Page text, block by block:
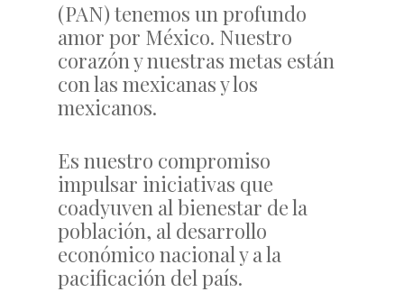
(PAN) tenemos un profundo
amor por México. Nuestro
corazón y nuestras metas están
con las mexicanas y los
mexicanos.
Es nuestro compromiso
impulsar iniciativas que
coadyuven al bienestar de la
población, al desarrollo
económico nacional y a la
pacificación del país.